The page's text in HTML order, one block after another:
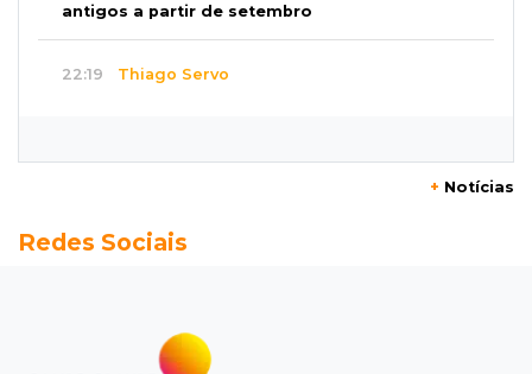
antigos a partir de setembro
22:19 Thiago Servo
Semana vai começar com 909 novas
Flagrante
Motorista atinge carro parado, perde
+ Notícias
Redes Sociais